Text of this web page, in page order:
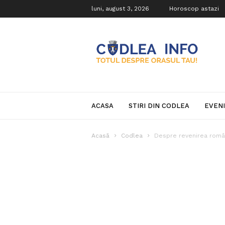
luni, august 3, 2026 Horoscop astazi
Info
ACASA STIRI DIN CODLEA
Acasă Codlea Despre revenirea